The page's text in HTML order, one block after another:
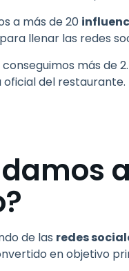
a más de 20
llenar las redes
más de
del restaurante.
de las redes
en objetivo